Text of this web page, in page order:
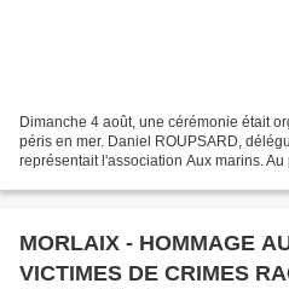
Dimanche 4 août, une cérémonie était
péris en mer. Daniel ROUPSARD,
représentait l'association Aux marins.
MORLAIX - HOMMAGE
VICTIMES DE CRIMES